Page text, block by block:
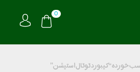
0
خورده “کیبورد توتال استیشن”